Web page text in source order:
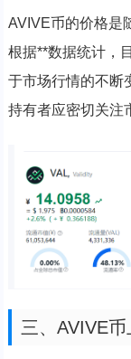
AVIVE币的价格是
根据**数据统计，
于市场行情的不断
持有者应密切关注
三、AVIVE币